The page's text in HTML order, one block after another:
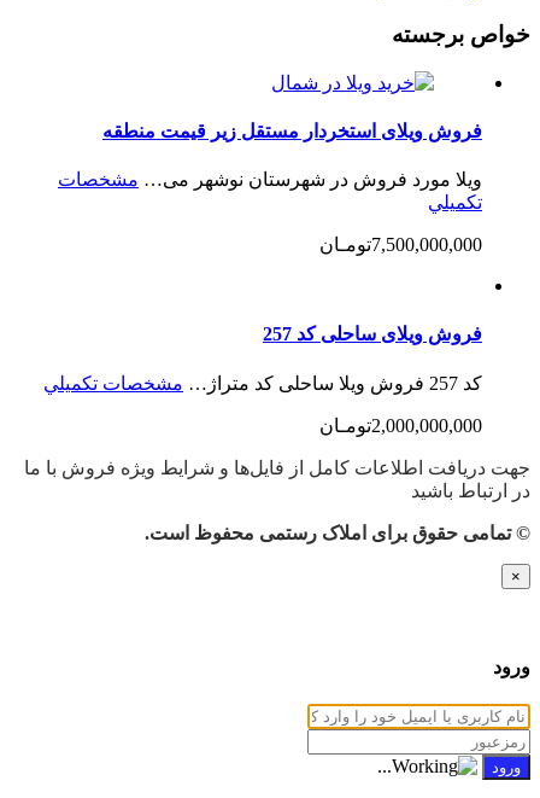
خواص برجسته
فروش ویلای استخردار مستقل زیر قیمت منطقه
ویلا مورد فروش در شهرستان نوشهر می… مشخصات
تكميلي
7,500,000,000تومـان
فروش ویلای ساحلی کد 257
کد 257 فروش ویلا ساحلی کد متراژ… مشخصات تكميلي
2,000,000,000تومـان
جهت دریافت اطلاعات کامل از فایل‌ها و شرایط ویژه فروش با ما
در ارتباط باشید
© تمامی حقوق برای املاک رستمی محفوظ است.
×
ورود